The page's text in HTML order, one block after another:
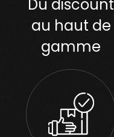
Du discount
au haut de
gamme